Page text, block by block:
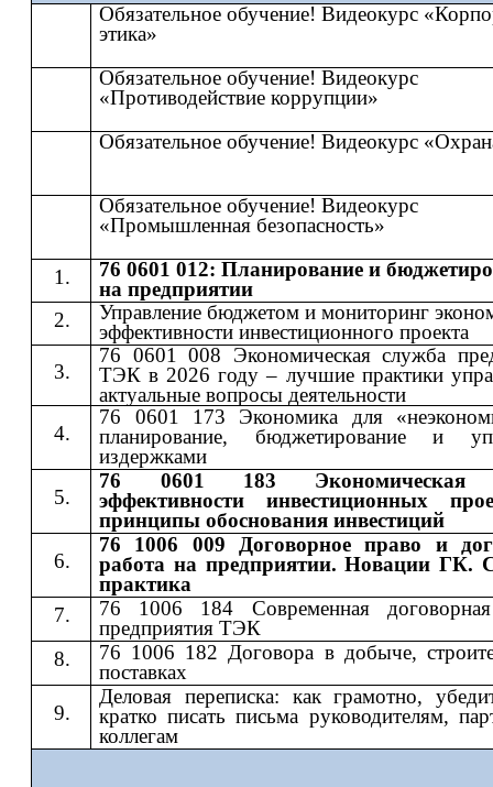
Обязательное обучение! Видеокурс
этика»
Обязательное обучение! Видеокурс
«Противодействие коррупции»
Обязательное обучение! Видеокурс
Обязательное обучение! Видеокурс
«Промышленная безопасность»
76 0601 012: Планирование и
на предприятии
Управление бюджетом и мониторинг
эффективности инвестиционного проекта
76 0601 008 Экономическая служба
ТЭК в 2026 году – лучшие практики
актуальные вопросы деятельности
76 0601 173 Экономика для
планирование, бюджетирование и
издержками
76 0601 183 Экономическая
эффективности инвестиционных
принципы обоснования инвестиций
76 1006 009 Договорное право и
работа на предприятии. Новации ГК.
практика
76 1006 184 Современная
предприятия ТЭК
76 1006 182 Договора в добыче,
поставках
Деловая переписка: как грамотно,
кратко писать письма руководителям,
коллегам